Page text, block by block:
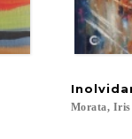
Morata, Iris